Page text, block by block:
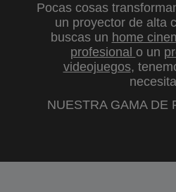
Pocas cosas
un proyector de alta
buscas un home
profesional o un
videojuegos,
NUESTRA GAMA DE